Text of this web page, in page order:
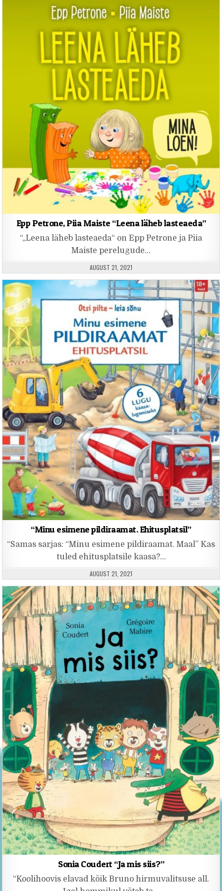
Epp Petrone, Piia Maiste “Leena läheb lasteaeda”
“„Leena läheb lasteaeda“ on Epp Petrone ja Piia
Maiste perelugude…
PUBLISHED DATE:
AUGUST 21, 2021
“Minu esimene pildiraamat. Ehitusplatsil”
“Samas sarjas: “Minu esimene pildiraamat. Maal” Kas
tuled ehitusplatsile kaasa?…
PUBLISHED DATE:
AUGUST 21, 2021
Sonia Coudert “Ja mis siis?”
“Koolihoovis elavad kõik Bruno hirmuvalitsuse all.